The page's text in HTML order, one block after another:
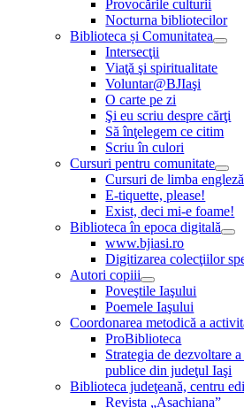
Provocările culturii
Nocturna bibliotecilor
Biblioteca și Comunitatea
Intersecţii
Viaţă şi spiritualitate
Voluntar@BJIaşi
O carte pe zi
Şi eu scriu despre cărţi
Să înţelegem ce citim
Scriu în culori
Cursuri pentru comunitate
Cursuri de limba
E-tiquette, please!
Exist, deci mi-e foame!
Biblioteca în epoca digitală
www.bjiasi.ro
Digitizarea colecţiilor
Autori copiii
Poveştile Iaşului
Poemele Iaşului
Coordonarea metodică a
ProBiblioteca
Strategia de dezvoltare
publice din judeţul Iaşi
Biblioteca judeţeană, centru
Revista „Asachiana”